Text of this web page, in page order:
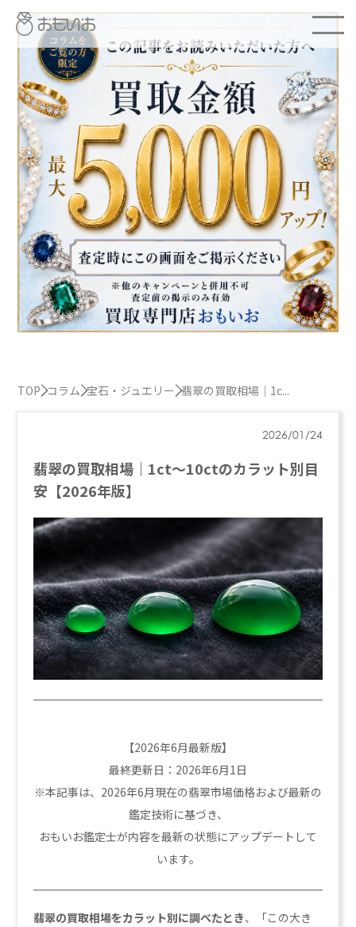
TOP コラム 宝石・ジュエリー 翡翠の買取相場｜1c...
2026/01/24
翡翠の買取相場｜1ct〜10ctのカラット別目
安【2026年版】
【2026年6月最新版】
最終更新日：2026年6月1日
※本記事は、2026年6月現在の翡翠市場価格および最新の
鑑定技術に基づき、
おもいお鑑定士が内容を最新の状態にアップデートして
います。
翡翠の買取相場をカラット別に調べたとき、「この大き